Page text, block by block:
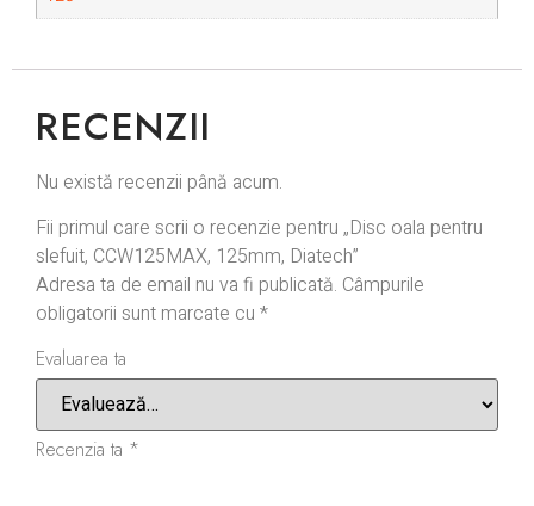
RECENZII
Nu există recenzii până acum.
Fii primul care scrii o recenzie pentru „Disc oala pentru
slefuit, CCW125MAX, 125mm, Diatech”
Adresa ta de email nu va fi publicată. Câmpurile
obligatorii sunt marcate cu *
Evaluarea ta
Recenzia ta *